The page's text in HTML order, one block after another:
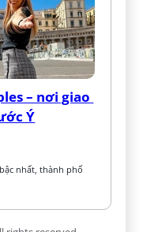
– nơi giao
Ý
nhất, thành phố